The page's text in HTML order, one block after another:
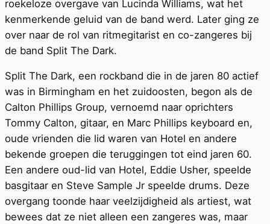
roekeloze overgave van Lucinda Williams, wat het
kenmerkende geluid van de band werd. Later ging ze
over naar de rol van ritmegitarist en co-zangeres bij
de band Split The Dark.
Split The Dark, een rockband die in de jaren 80 actief
was in Birmingham en het zuidoosten, begon als de
Calton Phillips Group, vernoemd naar oprichters
Tommy Calton, gitaar, en Marc Phillips keyboard en,
oude vrienden die lid waren van Hotel en andere
bekende groepen die teruggingen tot eind jaren 60.
Een andere oud-lid van Hotel, Eddie Usher, speelde
basgitaar en Steve Sample Jr speelde drums. Deze
overgang toonde haar veelzijdigheid als artiest, wat
bewees dat ze niet alleen een zangeres was, maar